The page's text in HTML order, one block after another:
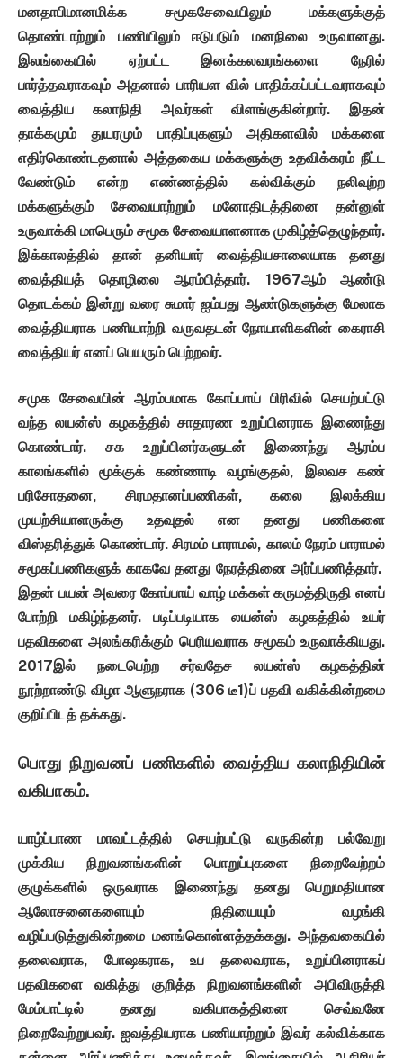
மனதாபிமானமிக்க சமூகசேவையிலும்
மக்களுக்குத்
தொண்டாற்றும்
பணியிலும் ஈடுபடும் மனநிலை உருவானது.
இலங்கையில்
ஏற்பட்ட இனக்கலவரங்களை
நேரில்
பார்த்தவராகவும் அதனால் பாரியள வில் பாதிக்கப்பட்டவராகவும்
வைத்திய
கலாநிதி அவர்கள் விளங்குகின்றார். இதன்
தாக்கமும்
துயரமும் பாதிப்புகளும் அதிகளவில்
மக்களை
எதிர்கொண்டதனால் அத்தகைய மக்களுக்கு உதவிக்கரம் நீட்ட
வேண்டும்
என்ற எண்ணத்தில் கல்விக்கும்
நலிவுற்ற
மக்களுக்கும்
சேவையாற்றும் மனோதிடத்தினை
தன்னுள்
உருவாக்கி மாபெரும் சமூக சேவையாளனாக முகிழ்த்தெழுந்தார்.
இக்காலத்தில்
தான் தனியார் வைத்தியசாலையாக
தனது
வைத்தியத்
தொழிலை ஆரம்பித்தார். 1967ஆம்
ஆண்டு
தொடக்கம் இன்று வரை சுமார் ஐம்பது ஆண்டுகளுக்கு மேலாக
வைத்தியராக பணியாற்றி வருவதடன் நோயாளிகளின் கைராசி
வைத்தியர் எனப் பெயரும் பெற்றவர்.
சமுக சேவையின் ஆரம்பமாக கோப்பாய் பிரிவில் செயற்பட்டு
வந்த லயன்ஸ் கழகத்தில் சாதாரண உறுப்பினராக இணைந்து
கொண்டார். சக உறுப்பினர்களுடன் இணைந்து
ஆரம்ப
காலங்களில்
மூக்குக் கண்ணாடி வழங்குதல், இலவச
கண்
பரிசோதனை, சிரமதானப்பணிகள்,கலை
இலக்கிய
முயற்சியாளருக்கு
உதவுதல் என தனது
பணிகளை
விஸ்தரித்துக் கொண்டார்.சிரமம் பாராமல், காலம் நேரம் பாராமல்
சமூகப்பணிகளுக் காகவே தனது நேரத்தினை அர்ப்பணித்தார்.
இதன் பயன் அவரை கோப்பாய் வாழ் மக்கள் கருமத்திருதி எனப்
போற்றி
மகிழ்ந்தனர்.படிப்படியாக லயன்ஸ் கழகத்தில்
உயர்
பதவிகளை அலங்கரிக்கும் பெரியவராக சமூகம் உருவாக்கியது.
2017இல் நடைபெற்ற சர்வதேச லயன்ஸ்
கழகத்தின்
நூற்றாண்டு விழா ஆளுநராக(306டீ1)ப் பதவி வகிக்கின்றமை
குறிப்பிடத் தக்கது.
பொது நிறுவனப் பணிகளில் வைத்திய கலாநிதியின்
வகிபாகம்.
யாழ்ப்பாண மாவட்டத்தில் செயற்பட்டு வருகின்ற
பல்வேறு
முக்கிய
நிறுவனங்களின் பொறுப்புகளை
நிறைவேற்றம்
குழுக்களில்
ஒருவராக இணைந்து தனது
பெறுமதியான
ஆலோசனைகளையும்
நிதியையும்
வழங்கி
வழிப்படுத்துகின்றமை மனங்கொள்ளத்தக்கது. அந்தவகையில்
தலைவராக, போஷகராக, உப தலைவராக, உறுப்பினராகப்
பதவிகளை
வகித்து குறித்த நிறுவனங்களின்
அபிவிருத்தி
மேம்பாட்டில்
தனது வகிபாகத்தினை
செவ்வனே
நிறைவேற்றுபவர்.ஐவத்தியராக பணியாற்றும் இவர் கல்விக்காக